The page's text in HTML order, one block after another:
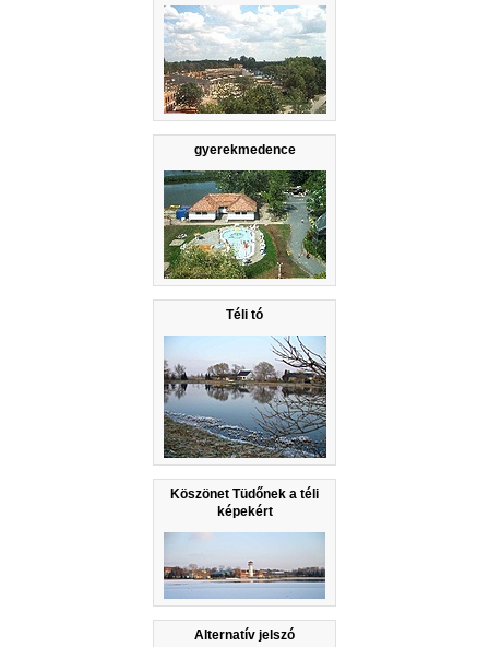
gyerekmedence
Téli tó
Köszönet Tüdőnek a téli
képekért
Alternatív jelszó